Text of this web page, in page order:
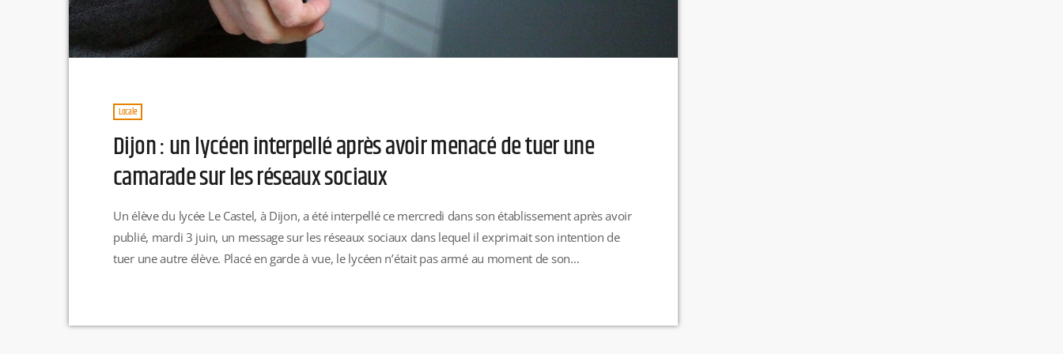
Locale
Dijon : un lycéen interpellé après avoir menacé de tuer une
camarade sur les réseaux sociaux
Un élève du lycée Le Castel, à Dijon, a été interpellé ce mercredi dans son établissement après avoir
publié, mardi 3 juin, un message sur les réseaux sociaux dans lequel il exprimait son intention de
tuer une autre élève. Placé en garde à vue, le lycéen n’était pas armé au moment de son